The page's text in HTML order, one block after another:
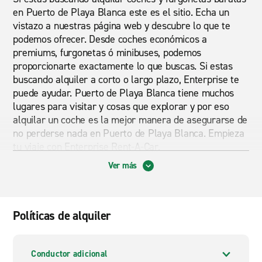
en Puerto de Playa Blanca este es el sitio. Echa un
vistazo a nuestras página web y descubre lo que te
podemos ofrecer. Desde coches económicos a
premiums, furgonetas ó minibuses, podemos
proporcionarte exactamente lo que buscas. Si estas
buscando alquiler a corto o largo plazo, Enterprise te
puede ayudar. Puerto de Playa Blanca tiene muchos
lugares para visitar y cosas que explorar y por eso
alquilar un coche es la mejor manera de asegurarse de
no perderse nada en Puerto de Playa Blanca. Empieza
tu viaje con Enterprise Rent-A-Car.
¿Por qué alquilar con Enterprise?
nuestros coches o furgonetas por un excelente precio.
Enterprise te ofrece exactamente lo que necesitas, ya
compacto de 3 puertas para explorar la ciudad, un SUV
Ver más
Políticas de alquiler
Conductor adicional